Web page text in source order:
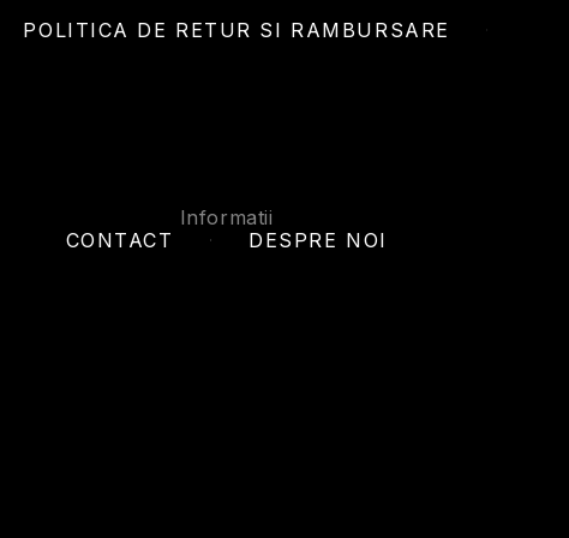
POLITICA DE RETUR SI RAMBURSARE
Informatii
CONTACT
DESPRE NOI